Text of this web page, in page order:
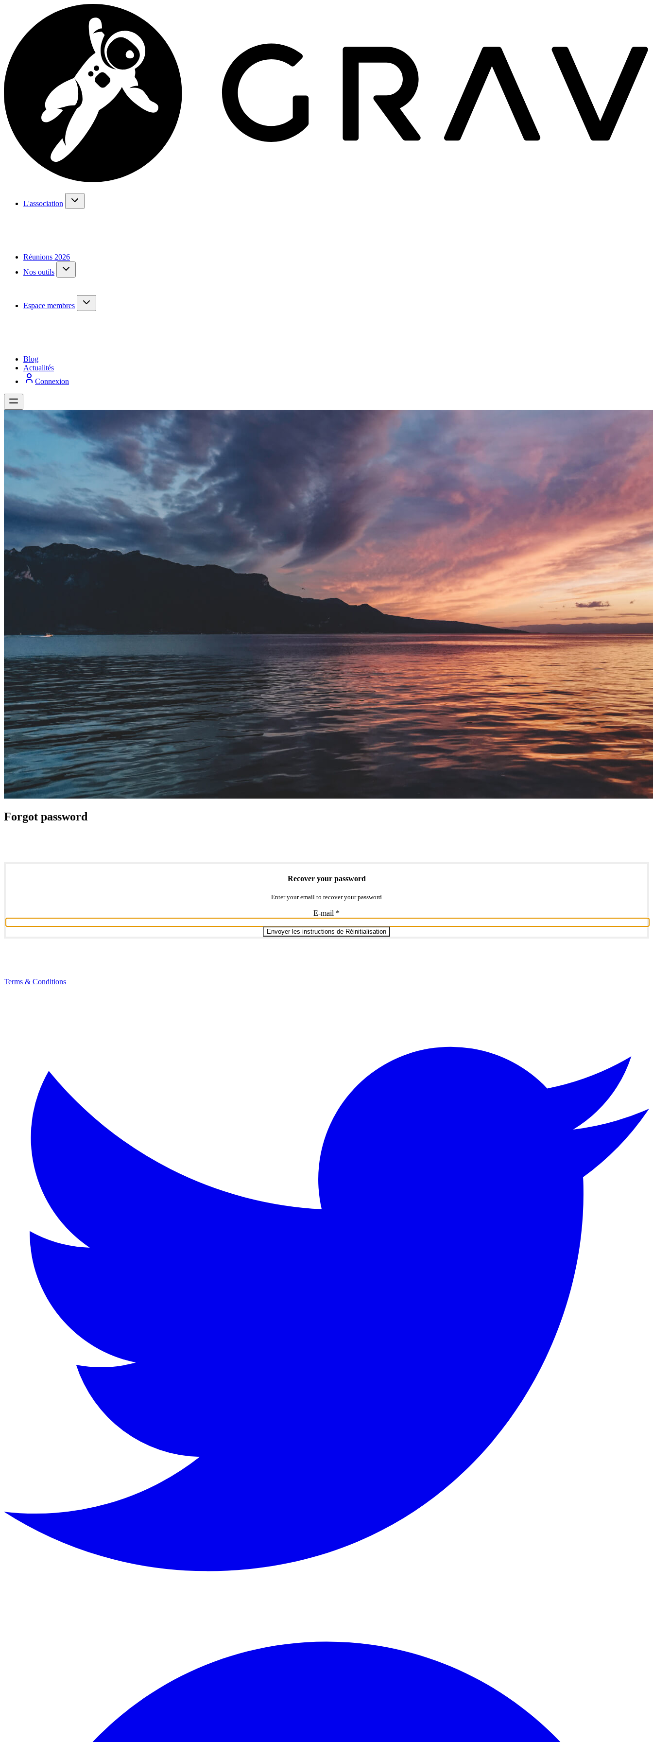
L'association
Réunions 2026
Nos outils
Espace membres
Blog
Actualités
Connexion
Forgot password
Recover your password
Enter your email to recover your password
E-mail *
Envoyer les instructions de Réinitialisation
Terms & Conditions